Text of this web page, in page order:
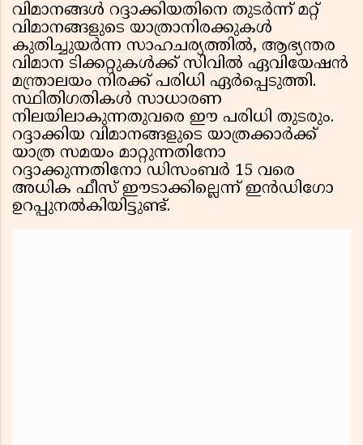
വിമാനങ്ങൾ റദ്ദാക്കിയതിനെ തുടർന്ന് മറ്റ്
വിമാനങ്ങളുടെ യാത്രാനിരക്കുകൾ
കുതിച്ചുയർന്ന സാഹചര്യത്തിൽ, ആഭ്യന്തര
വിമാന ടിക്കറ്റുകൾക്ക് സിവിൽ ഏവിയേഷൻ
മന്ത്രാലയം നിരക്ക് പരിധി ഏർപ്പെടുത്തി.
സ്ഥിതിഗതികൾ സാധാരണ
നിലയിലാകുന്നതുവരെ ഈ പരിധി തുടരും.
റദ്ദാക്കിയ വിമാനങ്ങളുടെ യാത്രക്കാർക്ക്
യാത്ര സമയം മാറ്റുന്നതിനോ
റദ്ദാക്കുന്നതിനോ ഡിസംബർ 15 വരെ
അധിക ഫീസ് ഈടാക്കില്ലെന്ന് ഇൻഡിഗോ
ഉറപ്പുനൽകിയിട്ടുണ്ട്.